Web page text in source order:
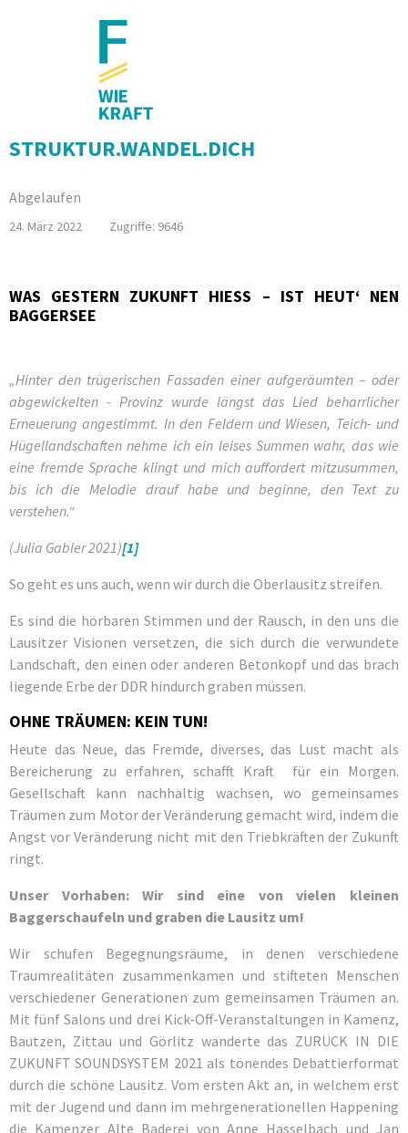
STRUKTUR.WANDEL.DICH
Abgelaufen
24. März 2022 Zugriffe: 9646
WAS GESTERN ZUKUNFT HIESS – IST HEUT‘ NEN B
AGGERSEE
„Hinter den trügerischen Fassaden einer aufgeräumten – oder
abgewickelten - Provinz wurde längst das Lied beharrlicher
Erneuerung angestimmt. In den Feldern und Wiesen, Teich- und
Hügellandschaften nehme ich ein leises Summen wahr, das wie
eine fremde Sprache klingt und mich auffordert mitzusummen,
bis ich die Melodie drauf habe und beginne, den Text zu
verstehen.“
(Julia Gabler 2021)[1]
So geht es uns auch, wenn wir durch die Oberlausitz streifen.
Es sind die hörbaren Stimmen und der Rausch, in den uns die
Lausitzer Visionen versetzen, die sich durch die verwundete
Landschaft, den einen oder anderen Betonkopf und das brach
liegende Erbe der DDR hindurch graben müssen.
OHNE TRÄUMEN: KEIN TUN!
Heute das Neue, das Fremde, diverses, das Lust macht als
Bereicherung zu erfahren, schafft Kraft für ein Morgen.
Gesellschaft kann nachhaltig wachsen, wo gemeinsames
Träumen zum Motor der Veränderung gemacht wird, indem die
Angst vor Veränderung nicht mit den Triebkräften der Zukunft
ringt.
Unser Vorhaben:
Wir sind eine von vielen kleinen
Baggerschaufeln und graben die Lausitz um!
Wir schufen Begegnungsräume, in denen verschiedene
Traumrealitäten zusammenkamen und stifteten Menschen
verschiedener Generationen zum gemeinsamen Träumen an.
Mit fünf Salons und drei Kick-Off-Veranstaltungen in Kamenz,
Bautzen, Zittau und Görlitz wanderte das ZURÜCK IN DIE
ZUKUNFT SOUNDSYSTEM 2021 als tönendes Debattierformat
durch die schöne Lausitz. Vom ersten Akt an, in welchem erst
mit der Jugend und dann im mehrgenerationellen Happening
die Kamenzer Alte Baderei von Anne Hasselbach und Jan